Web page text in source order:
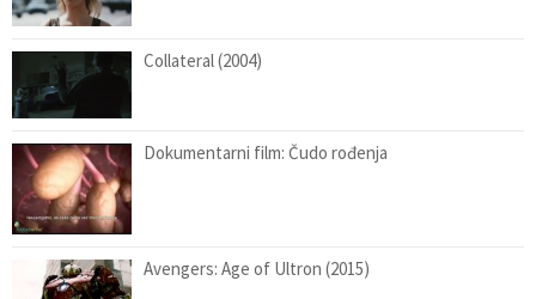
Collateral (2004)
Dokumentarni film: Čudo rođenja
Avengers: Age of Ultron (2015)